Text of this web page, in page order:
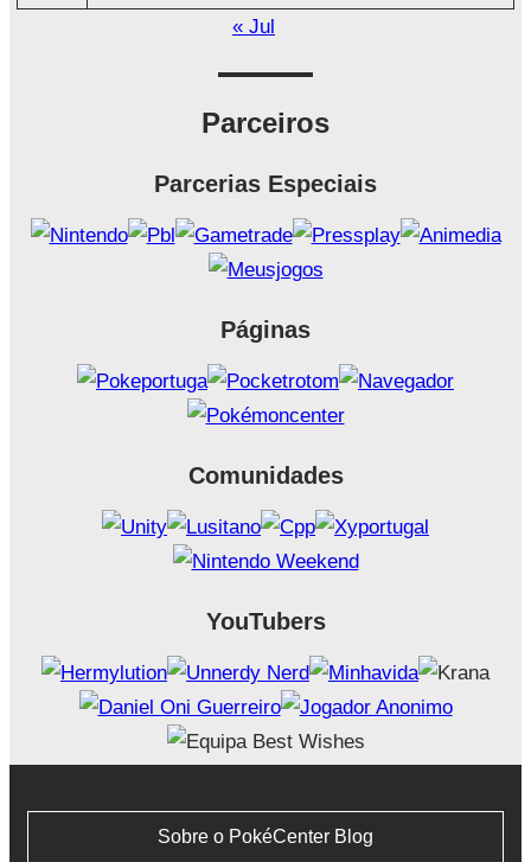
« Jul
Parceiros
Parcerias Especiais
Páginas
Comunidades
YouTubers
Sobre o PokéCenter Blog